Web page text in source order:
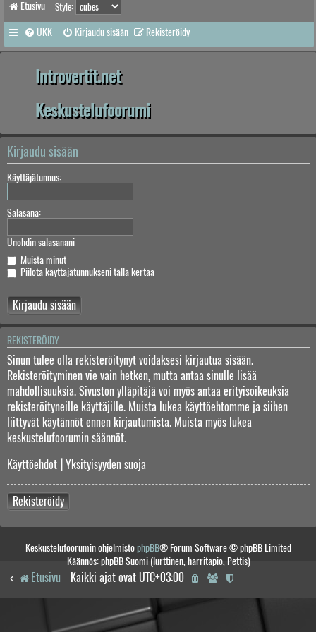
Etusivu Style:
UKK Kirjaudu sisään Rekisteröidy
Introvertit.net
Keskustelufoorumi
Kirjaudu sisään
Käyttäjätunnus:
Salasana:
Unohdin salasanani
Muista minut
Piilota käyttäjätunnukseni tällä kertaa
REKISTERÖIDY
Sinun tulee olla rekisteröitynyt voidaksesi kirjautua sisään.
Rekisteröityminen vie vain hetken, mutta antaa sinulle lisää
mahdollisuuksia. Sivuston ylläpitäjä voi myös antaa erityisoikeuksia
rekisteröityneille käyttäjille. Muista lukea käyttöehtomme ja siihen
liittyvät käytännöt ennen kirjautumista. Muista myös lukea
keskustelufoorumin säännöt.
Käyttöehdot Yksityisyyden suoja
Rekisteröidy
Keskustelufoorumin ohjelmistophpBB® Forum Software © phpBB Limited
Käännös: phpBB Suomi (lurttinen, harritapio, Pettis)
Etusivu Kaikki ajat ovat UTC+03:00